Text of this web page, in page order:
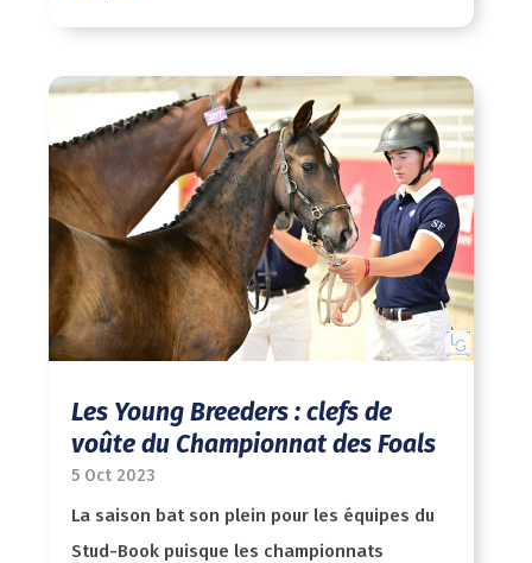
Les Young Breeders : clefs de
voûte du Championnat des Foals
5 Oct 2023
La saison bat son plein pour les équipes du
Stud-Book puisque les championnats